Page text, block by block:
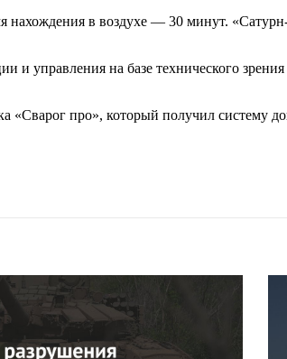
в воздухе — 30 минут.
управления на базе технического
про», который получил систему